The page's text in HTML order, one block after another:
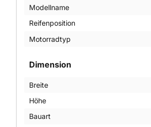
Dimension
Breite
Höhe
Bauart
Modellname
Reifenposition
Motorradtyp